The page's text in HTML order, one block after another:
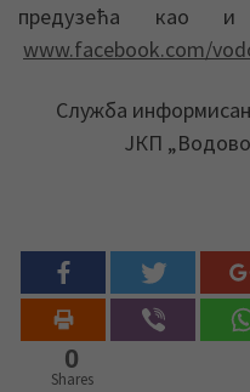
предузећа као
www.facebook.com/
Служба
ЈКП
0
Shares